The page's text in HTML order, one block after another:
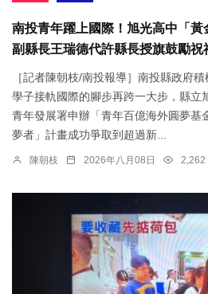
南投青年躍上國際！旭光高中「
副縣長王瑞德代許縣長授旗鼓勵祝
［記者陳朝枝/南投報導］南投縣政府
學子接軌國際的腳步再跨一大步，縣立
青年發展署申辦「青年百億海外圓夢基
夢者」計畫成功爭取到超過新...
陳朝枝 2026年八月08日 2,262